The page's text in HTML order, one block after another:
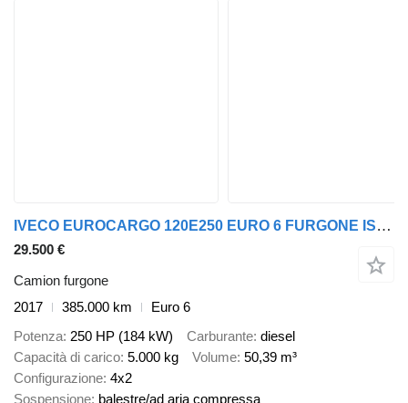
IVECO EUROCARGO 120E250 EURO 6 FURGONE ISO 7,6 MT + PEDANA 1,5 TON
29.500 €
Camion furgone
2017
385.000 km
Euro 6
Potenza 250 HP (184 kW) Carburante diesel
Capacità di carico 5.000 kg Volume 50,39 m³
Configurazione 4x2
Sospensione balestre/ad aria compressa